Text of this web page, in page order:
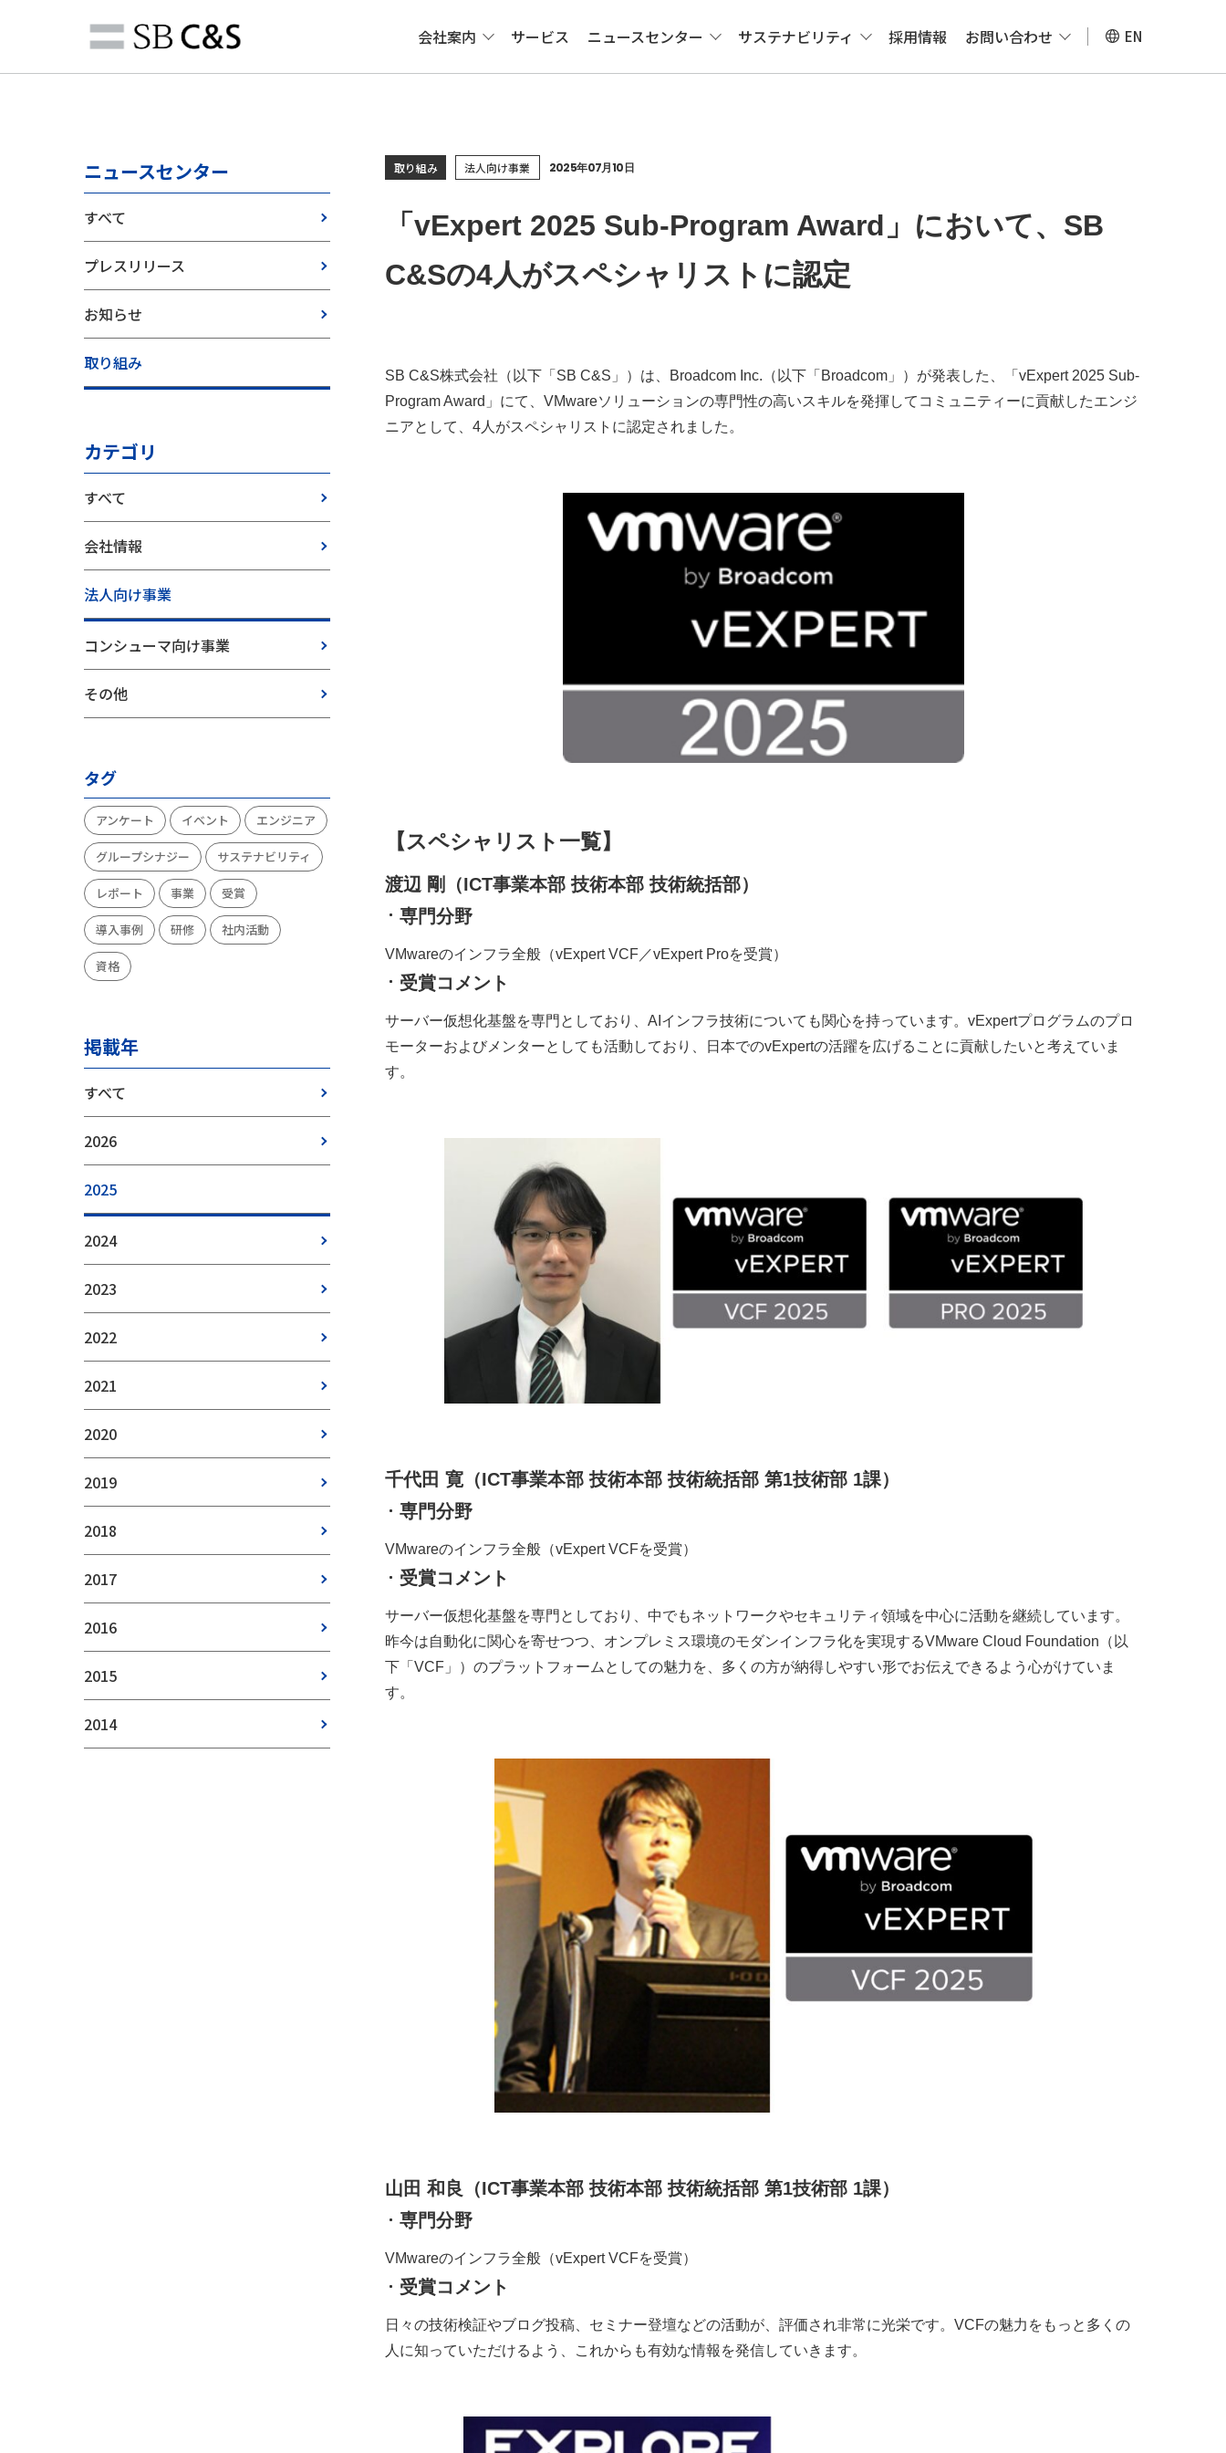
EN
会社案内 サービス ニュースセンター サステナビリティ 採用情報 お問い合わせ
取り組み 法人向け事業 2025年07月10日
「vExpert 2025 Sub-Program Award」において、SB
C&Sの4人がスペシャリストに認定
SB C&S株式会社（以下「SB C&S」）は、Broadcom Inc.（以下「Broadcom」）が発表した、「vExpert 2025 Sub-
Program Award」にて、VMwareソリューションの専門性の高いスキルを発揮してコミュニティーに貢献したエンジ
ニアとして、4人がスペシャリストに認定されました。
【スペシャリスト一覧】
渡辺 剛
（ICT事業本部 技術本部 技術統括部）
専門分野
VMwareのインフラ全般（vExpert VCF／vExpert Proを受賞）
受賞コメント
サーバー仮想化基盤を専門としており、AIインフラ技術についても関心を持っています。vExpertプログラムのプロ
モーターおよびメンターとしても活動しており、日本でのvExpertの活躍を広げることに貢献したいと考えていま
す。
千代田 寛（ICT事業本部 技術本部 技術統括部 第1技術部 1課）
専門分野
VMwareのインフラ全般（vExpert VCFを受賞）
受賞コメント
サーバー仮想化基盤を専門としており、中でもネットワークやセキュリティ領域を中心に活動を継続しています。
昨今は自動化に関心を寄せつつ、オンプレミス環境のモダンインフラ化を実現するVMware Cloud Foundation（以
下「VCF」）のプラットフォームとしての魅力を、多くの方が納得しやすい形でお伝えできるよう心がけていま
す。
山田 和良 （ICT事業本部 技術本部 技術統括部 第1技術部 1課）
専門分野
VMwareのインフラ全般（vExpert VCFを受賞）
受賞コメント
日々の技術検証やブログ投稿、セミナー登壇などの活動が、評価され非常に光栄です。VCFの魅力をもっと多くの
人に知っていただけるよう、これからも有効な情報を発信していきます。
ニュースセンター
すべて
プレスリリース
お知らせ
取り組み
カテゴリ
すべて
会社情報
法人向け事業
コンシューマ向け事業
その他
タグ
アンケート イベント エンジニア
グループシナジー サステナビリティ
レポート 事業 受賞
導入事例 研修 社内活動
資格
掲載年
すべて
2026
2025
2024
2023
2022
2021
2020
2019
2018
2017
2016
2015
2014